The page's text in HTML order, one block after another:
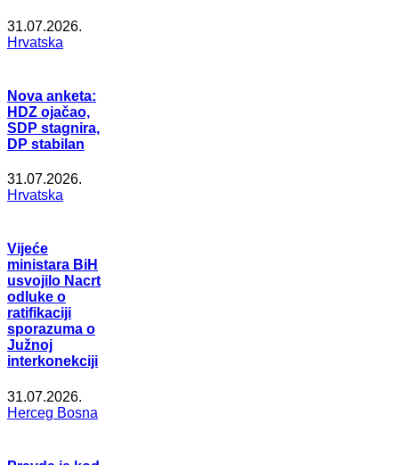
31.07.2026.
Hrvatska
Nova anketa:
HDZ ojačao,
SDP stagnira,
DP stabilan
31.07.2026.
Hrvatska
Vijeće
ministara BiH
usvojilo Nacrt
odluke o
ratifikaciji
sporazuma o
Južnoj
interkonekciji
31.07.2026.
Herceg Bosna